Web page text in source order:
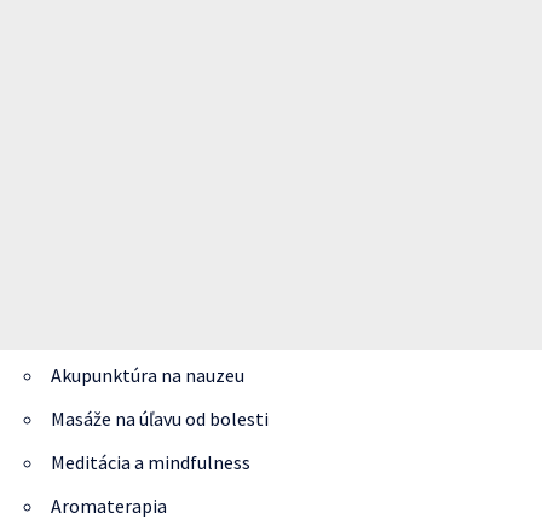
Akupunktúra na nauzeu
Masáže na úľavu od bolesti
Meditácia a mindfulness
Aromaterapia